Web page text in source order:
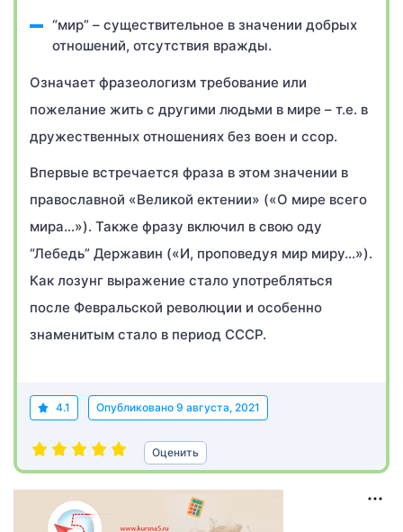
“мир” – существительное в значении добрых
отношений, отсутствия вражды.
Означает фразеологизм требование или
пожелание жить с другими людьми в мире – т.е. в
дружественных отношениях без воен и ссор.
Впервые встречается фраза в этом значении в
православной «Великой ектении» («О мире всего
мира…»). Также фразу включил в свою оду
“Лебедь” Державин («И, проповедуя мир миру…»).
Как лозунг выражение стало употребляться
после Февральской революции и особенно
знаменитым стало в период СССР.
4.1 Опубликовано 9 августа, 2021
Оценить